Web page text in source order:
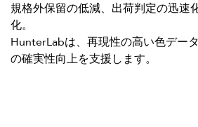
規格外保留の低減、出荷判定の迅速
化。
HunterLabは、再現性の高い色デー
の確実性向上を支援します。